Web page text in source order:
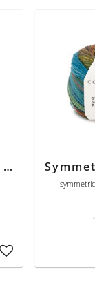
Symmetric socks & more Paradise 42 brun-röd-svart
Lägg till i favoriter